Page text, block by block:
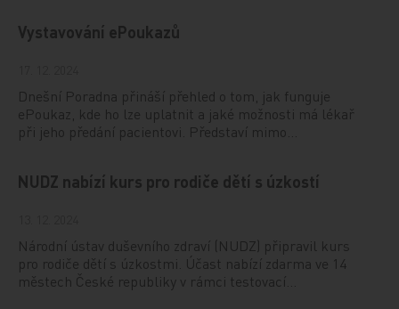
Vystavování ePoukazů
Dnešní Poradna přináší přehled o tom, jak funguje
ePoukaz, kde ho lze uplatnit a jaké možnosti má lékař
při jeho předání pacientovi. Představí mimo…
NUDZ nabízí kurs pro rodiče dětí s úzkostí
Národní ústav duševního zdraví (NUDZ) připravil kurs
pro rodiče dětí s úzkostmi. Účast nabízí zdarma ve 14
městech České republiky v rámci testovací…